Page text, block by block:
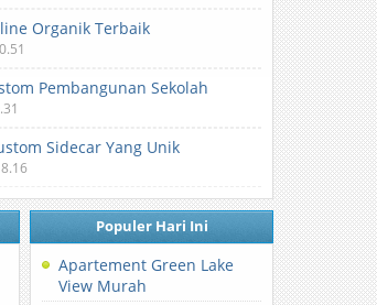
Organik Terbaik
Pembangunan Sekolah
Sidecar Yang Unik
Populer Hari Ini
Apartement Green Lake
View Murah